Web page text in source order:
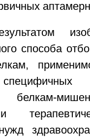
способа
белкам-
и